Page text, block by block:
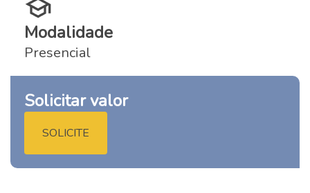
Modalidade
Presencial
Solicitar valor
SOLICITE